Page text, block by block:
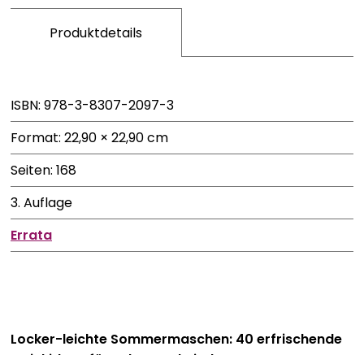
Produktdetails
ISBN: 978-3-8307-2097-3
Format: 22,90 × 22,90 cm
Seiten: 168
3. Auflage
Errata
Locker-leichte Sommermaschen: 40 erfrischende